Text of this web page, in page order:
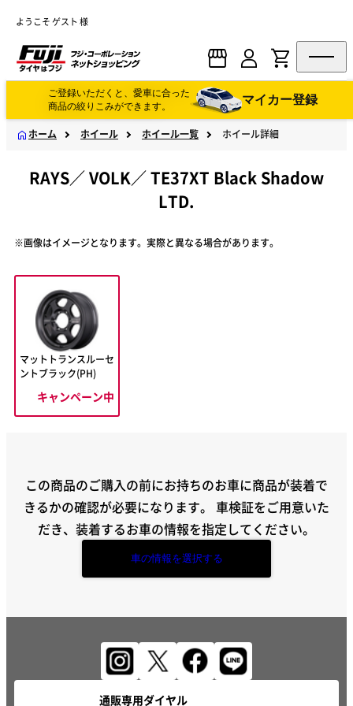
ようこそ ゲスト 様
ご登録いただくと、愛車に合った
商品の絞りこみができます。
マイカー登録
ホーム ホイール ホイール一覧 ホイール詳細
RAYS／VOLK／TE37XT Black Shadow
LTD.
※画像はイメージとなります。実際と異なる場合があります。
マットトランスルーセ
ントブラック(PH)
キャンペーン中
この商品のご購入の前にお持ちのお車に商品が装着で
きるかの確認が必要になります。 車検証をご用意いた
だき、装着するお車の情報を指定してください。
車の情報を選択する
通販専用ダイヤル